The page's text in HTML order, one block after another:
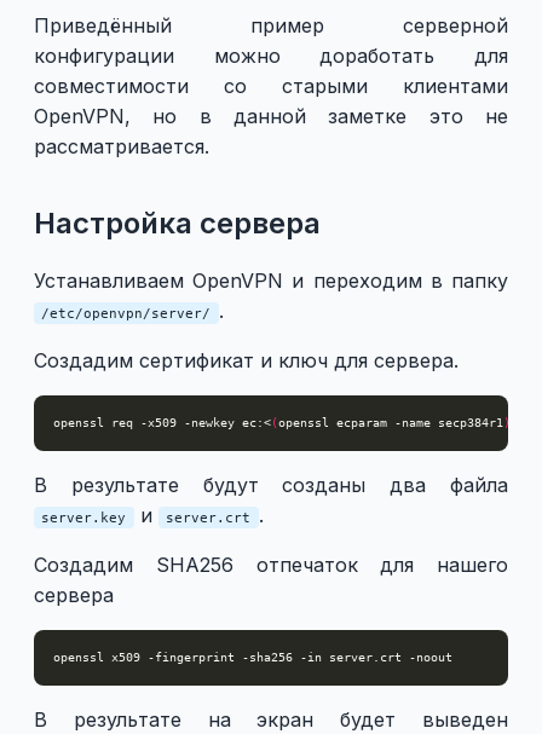
Приведённый пример серверной
конфигурации можно доработать для
совместимости со старыми клиентами
OpenVPN, но в данной заметке это не
рассматривается.
Настройка сервера
Устанавливаем OpenVPN и переходим в папку
/etc/openvpn/server/ .
Создадим сертификат и ключ для сервера.
openssl req -x509 -newkey ec:<(openssl ecparam -name secp384r1 )
В результате будут созданы два файла
server.key и server.crt .
Создадим SHA256 отпечаток для нашего
сервера
В результате на экран будет выведен